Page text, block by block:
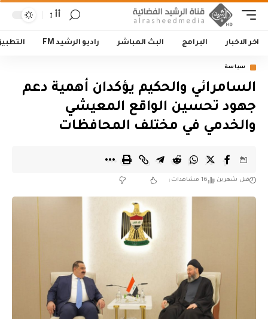
أأ
اخر الاخبار البرامج البث المباشر راديو الرشيد FM
سياسة
السامرائي والحكيم يؤكدان أهمية دعم
جهود تحسين الواقع المعيشي
والخدمي في مختلف المحافظات
قبل شهرين 16 مشاهدات